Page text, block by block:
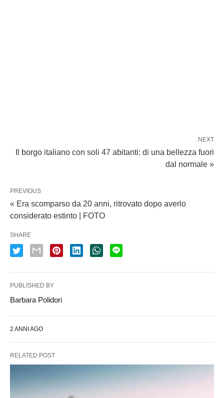
NEXT
Il borgo italiano con soli 47 abitanti: di una bellezza fuori
dal normale »
PREVIOUS
« Era scomparso da 20 anni, ritrovato dopo averlo
considerato estinto | FOTO
SHARE
PUBLISHED BY
Barbara Polidori
2 ANNI AGO
RELATED POST